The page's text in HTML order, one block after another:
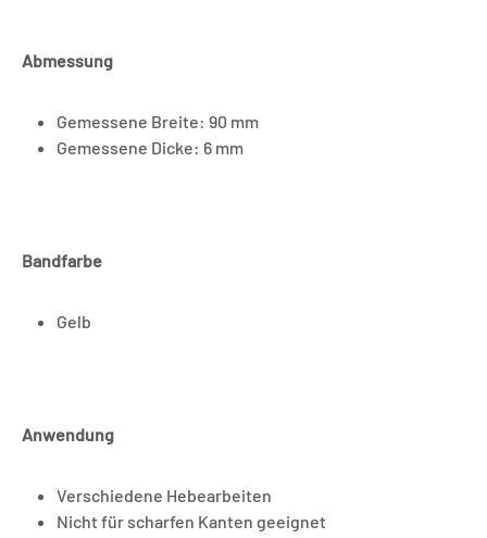
Abmessung
Gemessene Breite: 90 mm
Gemessene Dicke: 6 mm
Bandfarbe
Gelb
Anwendung
Verschiedene Hebearbeiten
Nicht für scharfen Kanten geeignet